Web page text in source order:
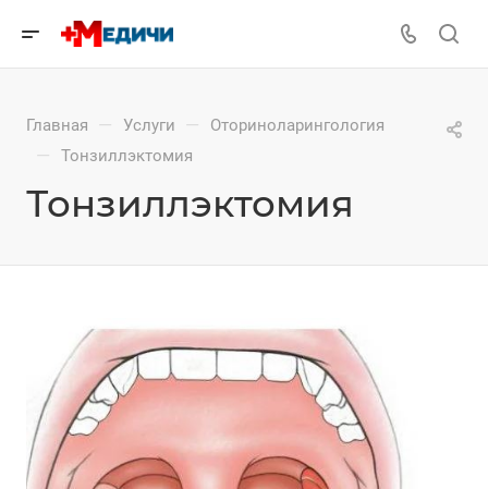
Главная — Услуги — Оториноларингология
— Тонзиллэктомия
Тонзиллэктомия